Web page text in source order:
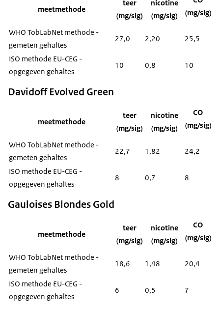
meetmethode
teer
(mg/sig)
nicotine
(mg/sig)
(mg/sig)
WHO TobLabNet methode -
gemeten gehaltes
27,0 2,20 25,5
ISO methode EU-CEG -
opgegeven gehaltes
10 0,8 10
Davidoff Evolved Green
meetmethode
teer
(mg/sig)
nicotine
(mg/sig)
CO
(mg/sig)
WHO TobLabNet methode -
gemeten gehaltes
22,7 1,82 24,2
ISO methode EU-CEG -
opgegeven gehaltes
8 0,7 8
Gauloises Blondes Gold
meetmethode
teer
(mg/sig)
nicotine
(mg/sig)
CO
(mg/sig)
WHO TobLabNet methode -
gemeten gehaltes
18,6 1,48 20,4
ISO methode EU-CEG -
opgegeven gehaltes
6 0,5 7